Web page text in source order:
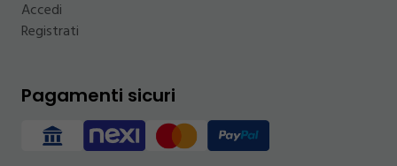
Accedi
Registrati
Pagamenti sicuri